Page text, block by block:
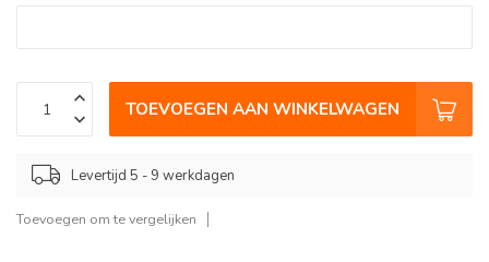
TOEVOEGEN AAN WINKELWAGEN
Levertijd 5 - 9 werkdagen
Toevoegen om te vergelijken